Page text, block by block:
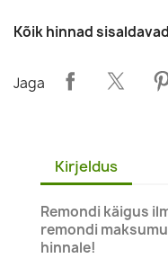
Kõik hinnad
Jaga
Kirjeldus
Remondi käigus
remondi
hinnale!